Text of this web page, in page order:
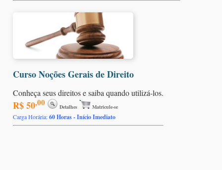
Curso Noções Gerais de Direito
Conheça seus direitos e saiba quando utilizá-los.
R$ 50,00 Detalhes Matricule-se
Carga Horária:60 Horas - Início Imediato